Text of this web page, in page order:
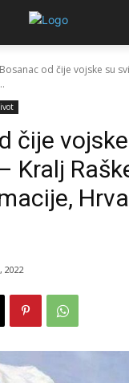
Bosanac od čije vojske su
čije
Kralj
2022